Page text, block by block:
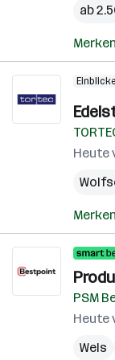
ab
Merken
Einblicke
Merken
PSM
Wels